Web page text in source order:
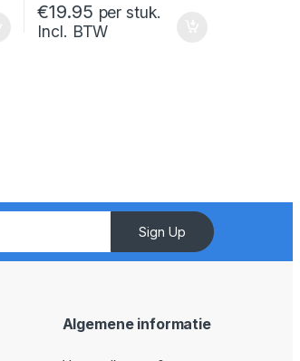
€19.95 per stuk.
Incl. BTW
Sign Up
Algemene informatie